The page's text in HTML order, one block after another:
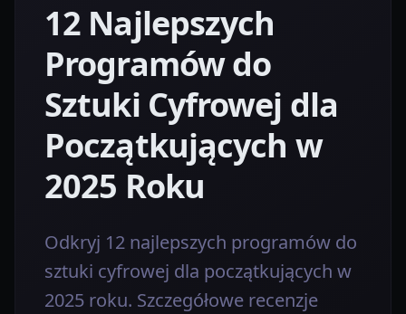
12 Najlepszych
Programów do
Sztuki Cyfrowej dla
Początkujących w
2025 Roku
Odkryj 12 najlepszych programów do
sztuki cyfrowej dla początkujących w
2025 roku. Szczegółowe recenzje